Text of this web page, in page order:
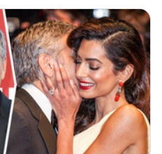
la chance de travailler avec